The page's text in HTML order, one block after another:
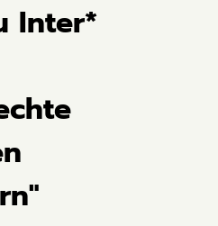
Inter*